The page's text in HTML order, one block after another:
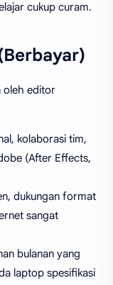
cukup curam.
oleh editor
kolaborasi tim,
(After Effects,
dukungan format
sangat
bulanan yang
laptop spesifikasi